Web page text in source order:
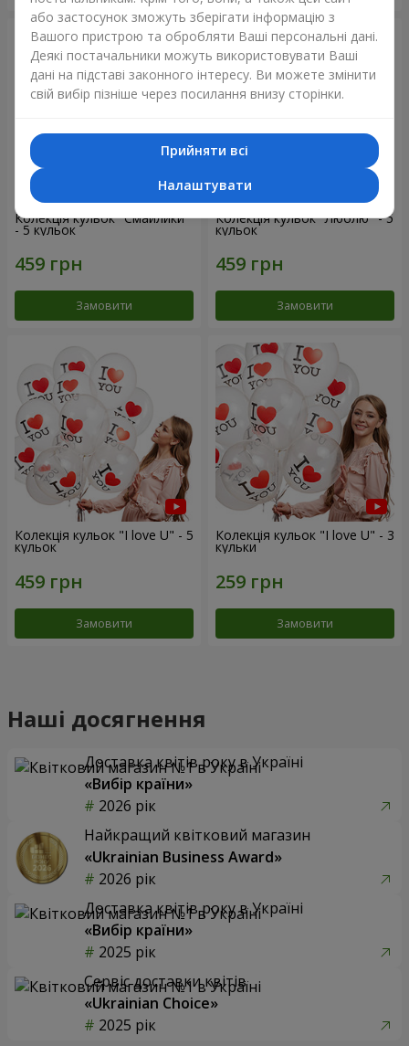
Колекція кульок "Смайлики"
- 5 кульок
Замовити
Колекція кульок "Люблю" - 5
кульок
Замовити
Колекція кульок "I love U" - 5
кульок
Замовити
Колекція кульок "I love U" - 3
кульки
Замовити
Наші досягнення
Доставка квітів року в Україні
«Вибір країни»
2026 рік
Найкращий квітковий магазин
«Ukrainian Business Award»
2026 рік
Доставка квітів року в Україні
«Вибір країни»
2025 рік
Сервіс доставки квітів
«Ukrainian Choice»
2025 рік
або застосунок зможуть зберігати інформацію з
Вашого пристрою та обробляти Ваші персональні дані.
Деякі постачальники можуть використовувати Ваші
дані на підставі законного інтересу. Ви можете змінити
свій вибір пізніше через посилання внизу сторінки.
Прийняти всі
Налаштувати